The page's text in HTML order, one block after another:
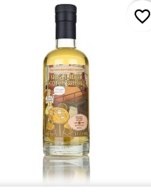
favorite_border